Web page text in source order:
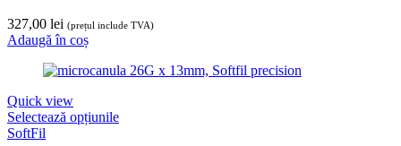
327,00 lei (prețul include TVA)
Adaugă în coș
Quick view
Selectează opțiunile
SoftFil